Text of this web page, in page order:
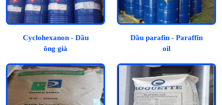
Cyclohexanon - Dầu
ông già
Dầu parafin - Paraffin
oil